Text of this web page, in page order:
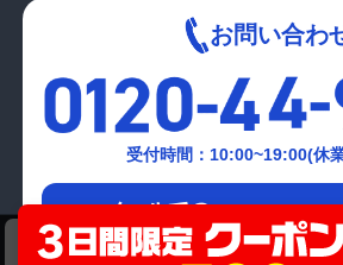
ViewSonic 23.8インチワイドモニター
お問い合わ
受付時間：10:00~19:00(休
メールでの
お問い合わせはこちら
当サイトでは利用体験の向上およびコン